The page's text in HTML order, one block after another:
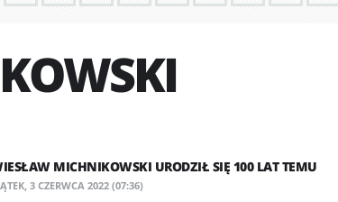
MICHNIKOWSKI URODZIŁ SIĘ 100 LAT TEMU
3 CZERWCA 2022 (07:36)